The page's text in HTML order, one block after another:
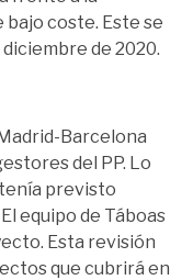
coste. Este se
de 2020.
Barcelona
del PP. Lo
previsto
equipo de Táboas
Esta revisión
que cubrirá en